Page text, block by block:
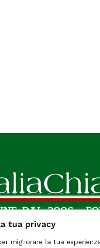
tua privacy
migliorare la tua